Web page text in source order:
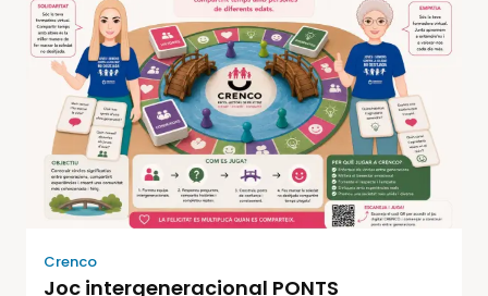
Crenco
Joc intergeneracional PONTS